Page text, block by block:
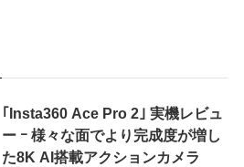
｢Insta360 Ace Pro 2｣ 実機レビュ
ー ｰ 様々な面でより完成度が増し
た8K AI搭載アクションカメラ